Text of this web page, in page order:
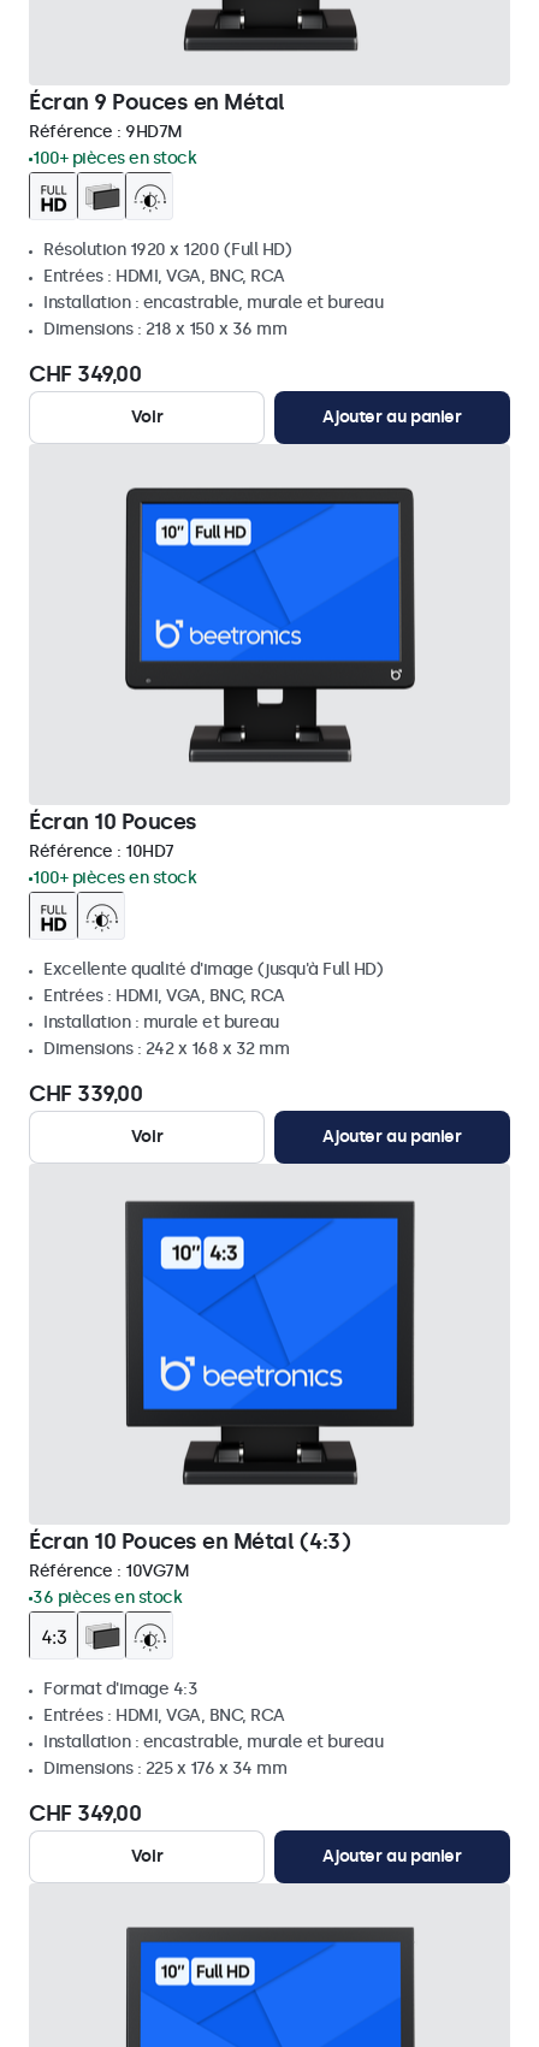
Écran 9 Pouces en Métal
Référence : 9HD7M
100+ pièces en stock
Résolution 1920 x 1200 (Full HD)
Entrées : HDMI, VGA, BNC, RCA
Installation : encastrable, murale et bureau
Dimensions : 218 x 150 x 36 mm
CHF 349,00
Voir Ajouter au panier
Écran 10 Pouces
Référence : 10HD7
100+ pièces en stock
Excellente qualité d'image (jusqu'à Full HD)
Entrées : HDMI, VGA, BNC, RCA
Installation : murale et bureau
Dimensions : 242 x 168 x 32 mm
CHF 339,00
Voir Ajouter au panier
Écran 10 Pouces en Métal (4:3)
Référence : 10VG7M
36 pièces en stock
Format d'image 4:3
Entrées : HDMI, VGA, BNC, RCA
Installation : encastrable, murale et bureau
Dimensions : 225 x 176 x 34 mm
CHF 349,00
Voir Ajouter au panier